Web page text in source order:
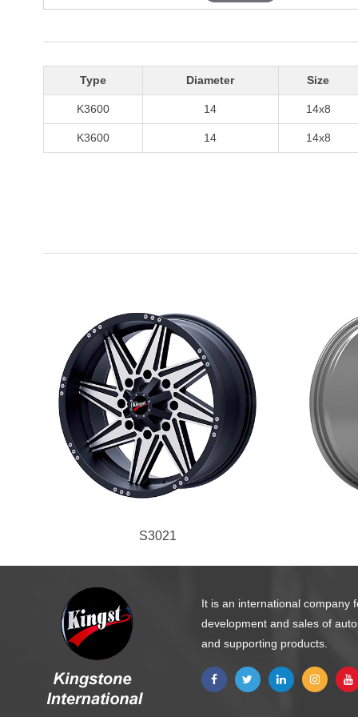
Type Diameter Size
K3600 14 14x8
K3600 14 14x8
S3021
It is an international company
development and sales of
and supporting products.